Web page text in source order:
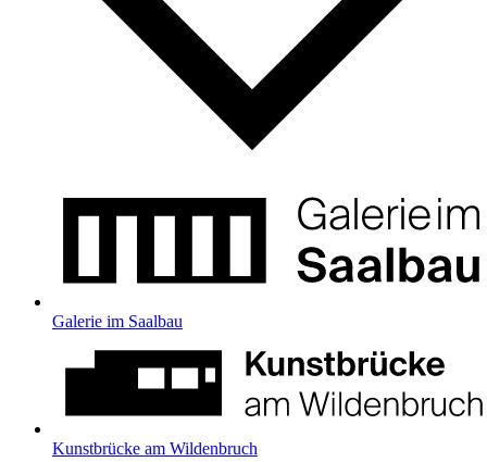
Galerie im Saalbau
Kunstbrücke am Wildenbruch